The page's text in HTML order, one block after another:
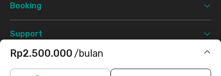
Rp2.500.000 /bulan
Booking
Support
©2026 Rukita. All rights reserved.